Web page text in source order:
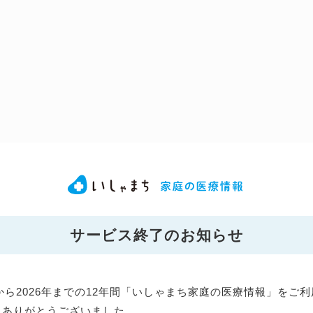
サービス終了のお知らせ
ら2026年までの12年間「いしゃまち家庭の医療情報」をご
りがとうございました。